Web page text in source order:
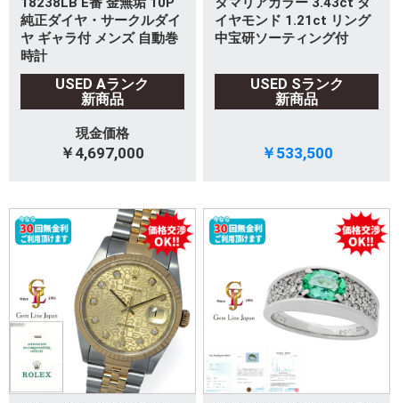
純正ダイヤ・サークルダイ
ヤ ギャラ付 メンズ 自動巻
時計
USED Aランク
新商品
現金価格
￥4,697,000
イヤモンド 1.21ct リング
中宝研ソーティング付
USED Sランク
新商品
￥533,500